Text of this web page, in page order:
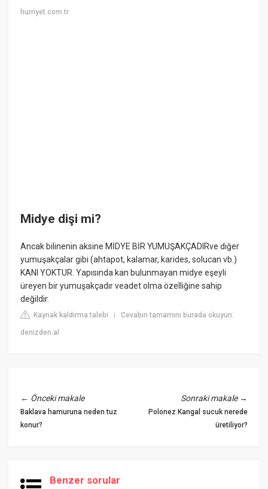
hurriyet.com.tr
Midye dişi mi?
Ancak bilinenin aksine MİDYE BİR YUMUŞAKÇADIRve diğer
yumuşakçalar gibi (ahtapot, kalamar, karides, solucan vb.)
KANI YOKTUR. Yapısında kan bulunmayan midye eşeyli
üreyen bir yumuşakçadır veadet olma özelliğine sahip
değildir.
Kaynak kaldırma talebi |Cevabın tamamını burada okuyun:
denizden.al
← Önceki makale
Baklava hamuruna neden tuz
konur?
Sonraki makale→
Polonez Kangal sucuk nerede
üretiliyor?
Benzer sorular